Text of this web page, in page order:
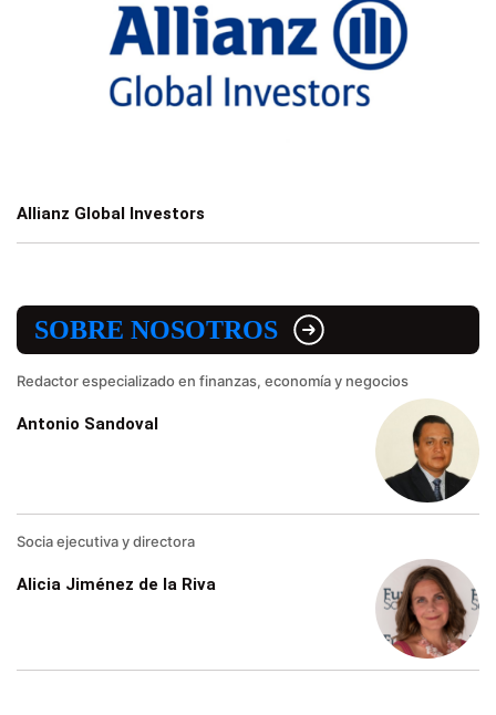
Allianz Global Investors
SOBRE NOSOTROS
Redactor especializado en finanzas, economía y negocios
Antonio Sandoval
Socia ejecutiva y directora
Alicia Jiménez de la Riva